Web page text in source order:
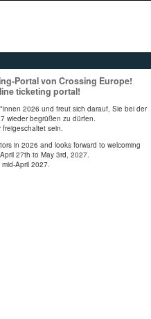
Portal von Crossing Europe!
ticketing portal!
2026 und freut sich darauf, Sie bei der
wieder begrüßen zu dürfen.
freigeschaltet sein.
in 2026 and looks forward to welcoming
27th to May 3rd, 2027.
April 2027.